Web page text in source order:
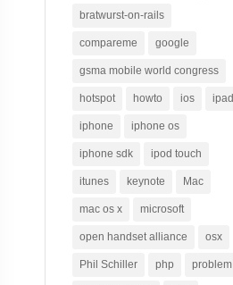
bratwurst-on-rails
compareme google
gsma mobile world congress
hotspot howto ios ipad
iphone iphone os
iphone sdk ipod touch
itunes keynote Mac
mac os x microsoft
open handset alliance osx
Phil Schiller php problem